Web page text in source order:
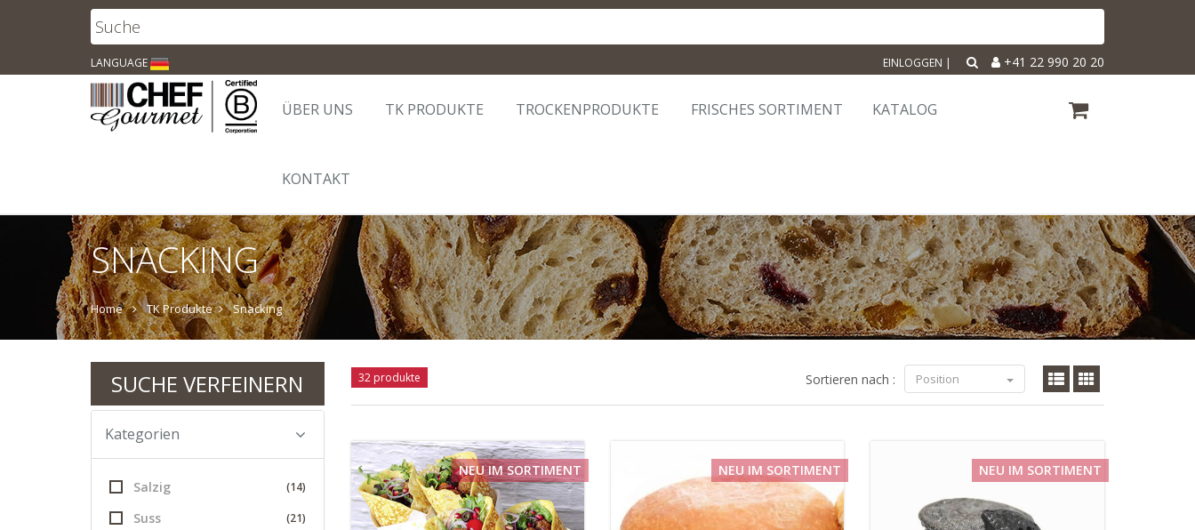
LANGUAGE +41 22 990 20 20
EINLOGGEN |
ÜBER UNS TK PRODUKTE TROCKENPRODUKTE FRISCHES SORTIMENT KATALOG
KONTAKT
SNACKING
Home TK Produkte Snacking
SUCHE VERFEINERN
Kategorien
Salzig (14)
Suss (21)
32 produkte Sortieren nach : Position
NEU IM SORTIMENT NEU IM SORTIMENT NEU IM SORTIMENT